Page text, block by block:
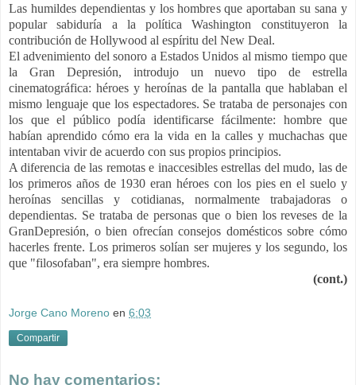
Las humildes dependientas y los hombres que aportaban su sana y
popular sabiduría a la política Washington constituyeron la
contribución de Hollywood al espíritu del New Deal.
El advenimiento del sonoro a Estados Unidos al mismo tiempo que
la Gran Depresión, introdujo un nuevo tipo de estrella
cinematográfica: héroes y heroínas de la pantalla que hablaban el
mismo lenguaje que los espectadores. Se trataba de personajes con
los que el público podía identificarse fácilmente: hombre que
habían aprendido cómo era la vida en la calles y muchachas que
intentaban vivir de acuerdo con sus propios principios.
A diferencia de las remotas e inaccesibles estrellas del mudo, las de
los primeros años de 1930 eran héroes con los pies en el suelo y
heroínas sencillas y cotidianas, normalmente trabajadoras o
dependientas. Se trataba de personas que o bien los reveses de la
GranDepresión, o bien ofrecían consejos domésticos sobre cómo
hacerles frente. Los primeros solían ser mujeres y los segundo, los
que "filosofaban", era siempre hombres.
(cont.)
Jorge Cano Moreno en 6:03
Compartir
No hay comentarios: